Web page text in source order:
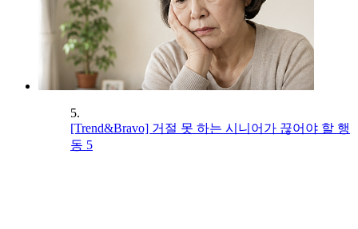
5.
[Trend&Bravo] 거절 못 하는 시니어가 끊어야 할 행
동 5